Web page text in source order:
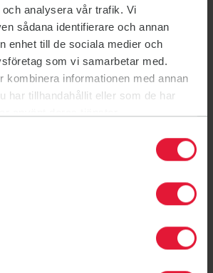
analysera vår trafik. Vi
sådana identifierare och annan
enhet till de sociala medier och
som vi samarbetar med.
kombinera informationen med annan
har tillhandahållit eller som de har
info@friskis.be
schedule & Book a class
PDF Schedule
held in Studio 3 or Studio 1, please